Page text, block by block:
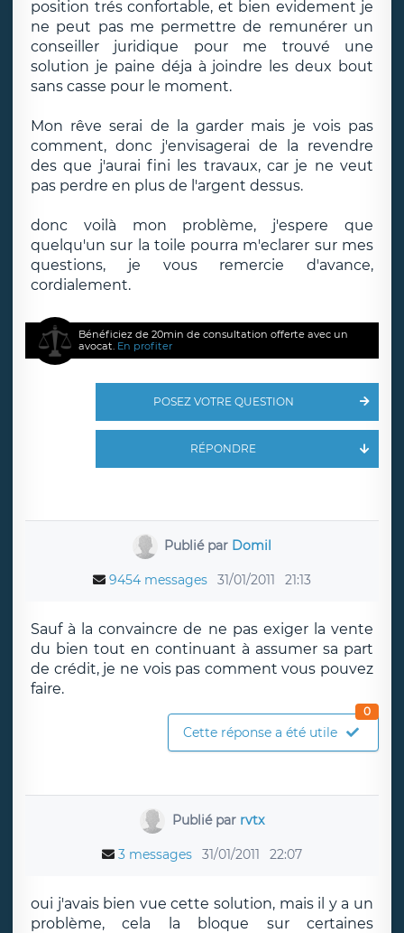
position trés confortable, et bien evidement je
ne peut pas me permettre de remunérer un
conseiller juridique pour me trouvé une
solution je paine déja à joindre les deux bout
sans casse pour le moment.
Mon rêve serai de la garder mais je vois pas
comment, donc j'envisagerai de la revendre
des que j'aurai fini les travaux, car je ne veut
pas perdre en plus de l'argent dessus.
donc voilà mon problème, j'espere que
quelqu'un sur la toile pourra m'eclarer sur mes
questions, je vous remercie d'avance,
cordialement.
Bénéficiez de 20min de consultation offerte avec un
avocat. En profiter
POSEZ VOTRE QUESTION
RÉPONDRE
Publié par Domil
9454 messages 31/01/2011 21:13
Sauf à la convaincre de ne pas exiger la vente
du bien tout en continuant à assumer sa part
de crédit, je ne vois pas comment vous pouvez
faire.
Cette réponse a été utile
0
Publié par rvtx
3 messages 31/01/2011 22:07
oui j'avais bien vue cette solution, mais il y a un
problème, cela la bloque sur certaines